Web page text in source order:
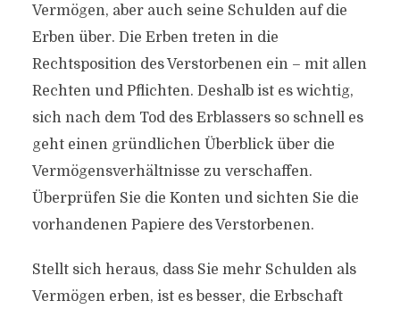
Vermögen, aber auch seine Schulden auf die
Erben über. Die Erben treten in die
Rechtsposition des Verstorbenen ein – mit allen
Rechten und Pflichten. Deshalb ist es wichtig,
sich nach dem Tod des Erblassers so schnell es
geht einen gründlichen Überblick über die
Vermögensverhältnisse zu verschaffen.
Überprüfen Sie die Konten und sichten Sie die
vorhandenen Papiere des Verstorbenen.
Stellt sich heraus, dass Sie mehr Schulden als
Vermögen erben, ist es besser, die Erbschaft